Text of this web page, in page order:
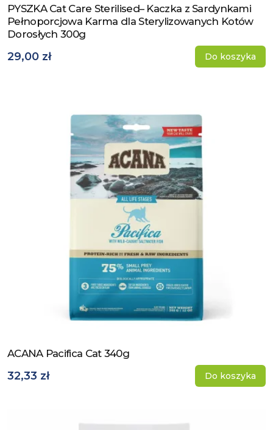
Zobacz produkt
PYSZKA Cat Care Sterilised– Kaczka z Sardynkami
Pełnoporcjowa Karma dla Sterylizowanych Kotów
Dorosłych 300g
29,00 zł Do koszyka
Zobacz produkt
ACANA Pacifica Cat 340g
32,33 zł Do koszyka